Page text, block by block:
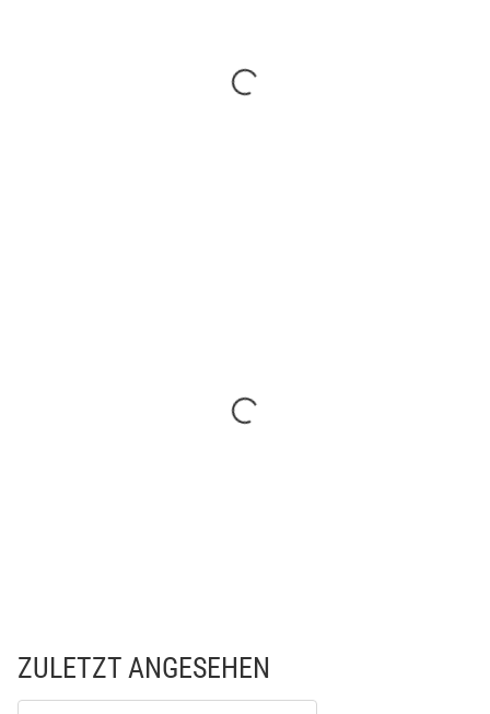
ZULETZT ANGESEHEN